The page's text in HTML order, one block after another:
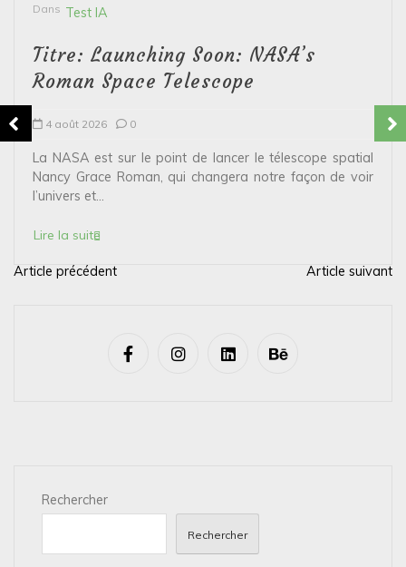
Dans Test IA
Titre: Launching Soon: NASA’s
Roman Space Telescope
4 août 2026 0
La NASA est sur le point de lancer le télescope spatial
Nancy Grace Roman, qui changera notre façon de voir
l’univers et...
Lire la suite
N
Article précédent Article suivant
Rechercher
Rechercher